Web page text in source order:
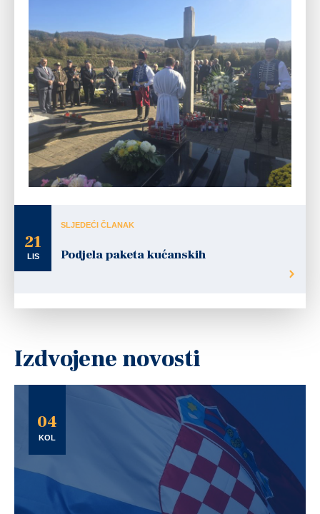
21
LIS
SLJEDEĆI ČLANAK
Podjela paketa kućanskih
Izdvojene novosti
04
KOL